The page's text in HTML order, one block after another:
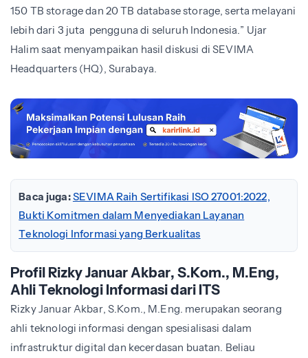
150 TB storage dan 20 TB database storage, serta melayani
lebih dari 3 juta pengguna di seluruh Indonesia.” Ujar
Halim saat menyampaikan hasil diskusi di SEVIMA
Headquarters (HQ), Surabaya.
Baca juga:SEVIMA Raih Sertifikasi ISO 27001:2022,
Bukti Komitmen dalam Menyediakan Layanan
Teknologi Informasi yang Berkualitas
Profil Rizky Januar Akbar, S.Kom., M.Eng,
Ahli Teknologi Informasi dari ITS
Rizky Januar Akbar, S.Kom., M.Eng. merupakan seorang
ahli teknologi informasi dengan spesialisasi dalam
infrastruktur digital dan kecerdasan buatan. Beliau